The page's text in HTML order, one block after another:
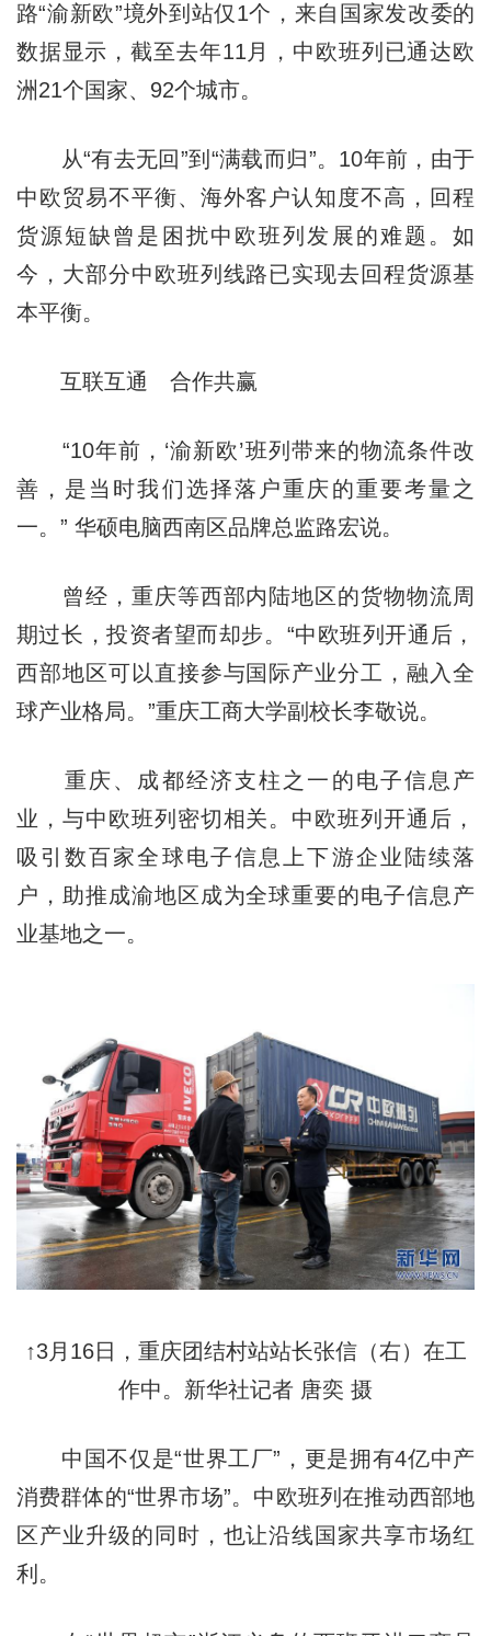
路“渝新欧”境外到站仅1个，来自国家发改委的
数据显示，截至去年11月，中欧班列已通达欧
洲21个国家、92个城市。
从“有去无回”到“满载而归”。10年前，由于
中欧贸易不平衡、海外客户认知度不高，回程
货源短缺曾是困扰中欧班列发展的难题。如
今，大部分中欧班列线路已实现去回程货源基
本平衡。
互联互通 合作共赢
“10年前，‘渝新欧’班列带来的物流条件改
善，是当时我们选择落户重庆的重要考量之
一。” 华硕电脑西南区品牌总监路宏说。
曾经，重庆等西部内陆地区的货物物流周
期过长，投资者望而却步。“中欧班列开通后，
西部地区可以直接参与国际产业分工，融入全
球产业格局。”重庆工商大学副校长李敬说。
重庆、成都经济支柱之一的电子信息产
业，与中欧班列密切相关。中欧班列开通后，
吸引数百家全球电子信息上下游企业陆续落
户，助推成渝地区成为全球重要的电子信息产
业基地之一。
↑3月16日，重庆团结村站站长张信（右）在工
作中。新华社记者 唐奕 摄
中国不仅是“世界工厂”，更是拥有4亿中产
消费群体的“世界市场”。中欧班列在推动西部地
区产业升级的同时，也让沿线国家共享市场红
利。